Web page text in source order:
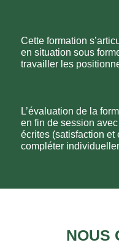
Cette formation
en situation sous
travailler les
L’évaluation de la
en fin de session
écrites (satisfaction et
compléter
NOUS